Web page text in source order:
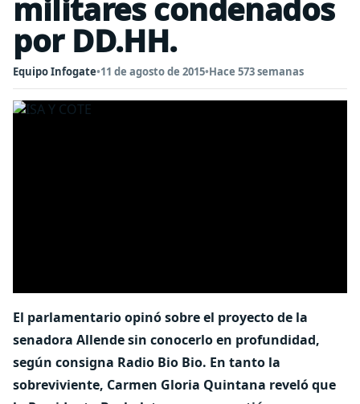
militares condenados
por DD.HH.
Equipo Infogate•11 de agosto de 2015•Hace 573 semanas
El parlamentario opinó sobre el proyecto de la
senadora Allende sin conocerlo en profundidad,
según consigna Radio Bio Bio. En tanto la
sobreviviente, Carmen Gloria Quintana reveló que